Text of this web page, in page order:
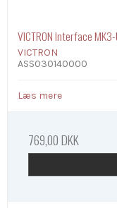
VICTRON Interface
VICTRON
ASS030140000
Læs mere
769,00 DKK